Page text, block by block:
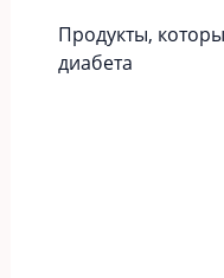
Продукты,
диабета